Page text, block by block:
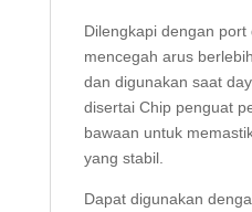
Dilengkapi dengan port
mencegah arus
dan digunakan saat
disertai Chip penguat
bawaan untuk
yang stabil.
Dapat digunakan